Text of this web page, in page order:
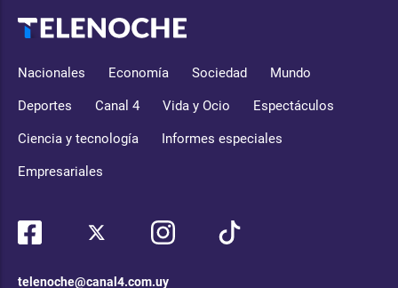
Nacionales Economía Sociedad Mundo
Deportes Canal 4 Vida y Ocio Espectáculos
Ciencia y tecnología Informes especiales
Empresariales
telenoche@canal4.com.uy